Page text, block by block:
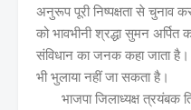
अनुरूप पूरी निष्पक्षता से चुनाव
को भावभीनी श्रद्धा सुमन
संविधान का जनक कहा जाता
भी भुलाया नहीं जा सकता है।
भाजपा जिलाध्यक्ष त्रयंबक